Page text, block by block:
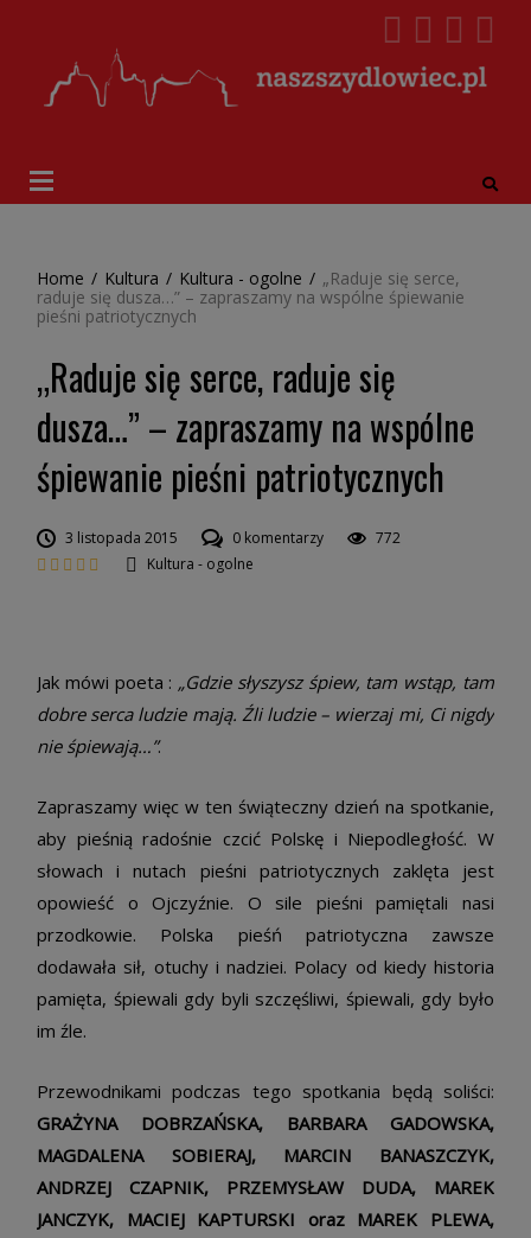
Home / Kultura / Kultura - ogolne / „Raduje się serce,
raduje się dusza…” – zapraszamy na wspólne śpiewanie
pieśni patriotycznych
„Raduje się serce, raduje się
dusza…” – zapraszamy na wspólne
śpiewanie pieśni patriotycznych
3 listopada 2015 0 komentarzy
772
Kultura - ogolne
Jak mówi poeta : „Gdzie słyszysz śpiew, tam wstąp, tam
dobre serca ludzie mają. Źli ludzie – wierzaj mi, Ci nigdy
nie śpiewają…”.
Zapraszamy więc w ten świąteczny dzień na spotkanie,
aby pieśnią radośnie czcić Polskę i Niepodległość. W
słowach i nutach pieśni patriotycznych zaklęta jest
opowieść o Ojczyźnie. O sile pieśni pamiętali nasi
przodkowie. Polska pieśń patriotyczna zawsze
dodawała sił, otuchy i nadziei. Polacy od kiedy historia
pamięta, śpiewali gdy byli szczęśliwi, śpiewali, gdy było
im źle.
Przewodnikami podczas tego spotkania będą soliści:
GRAŻYNA DOBRZAŃSKA, BARBARA GADOWSKA,
MAGDALENA SOBIERAJ, MARCIN BANASZCZYK,
ANDRZEJ CZAPNIK, PRZEMYSŁAW DUDA, MAREK
JANCZYK, MACIEJ KAPTURSKI oraz MAREK PLEWA,